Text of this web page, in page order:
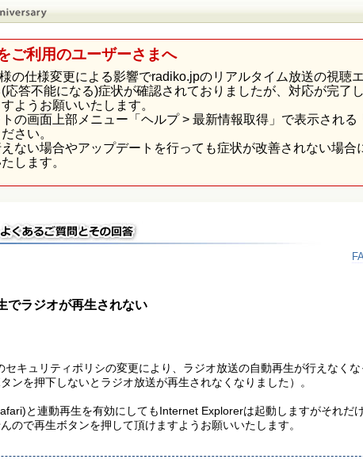
ご利用のユーザーさまへ
の仕様変更による影響でradiko.jpのリアルタイム放送の視聴
応答不能になる)症状が確認されておりましたが、対応が完了
ようお願いいたします。
の画面上部メニュー「ヘルプ > 最新情報取得」で表示され
さい。
ない場合やアップデートを行っても症状が改善されない場合
します。
でラジオが再生されない
セキュリティポリシの変更により、ラジオ放送の自動再生が行えなくな
ンを押下しないとラジオ放送が再生されなくなりました）。
と連動再生を有効にしてもInternet Explorerは起動しますがそれだ
ので再生ボタンを押して頂けますようお願いいたします。